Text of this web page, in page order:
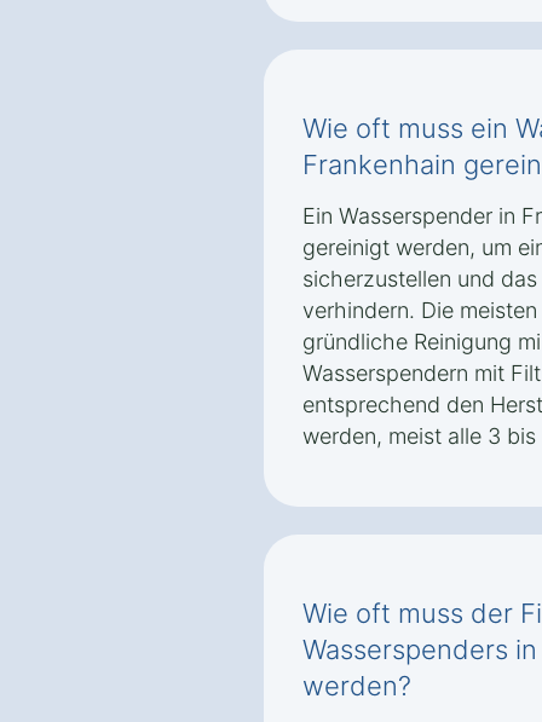
Wie oft muss ein
Frankenhain
Ein Wasserspender in
gereinigt werden, um
sicherzustellen und
verhindern. Die
gründliche Reinigung
Wasserspendern mit
entsprechend den
werden, meist alle 3
Wie oft muss der
Wasserspenders
werden?